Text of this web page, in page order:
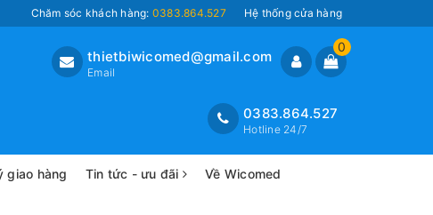
Chăm sóc khách hàng: 0383.864.527 Hệ thống cửa hàng
0
thietbiwicomed@gmail.com
Email
0383.864.527
Hotline 24/7
giao hàng Tin tức - ưu đãi Về Wicomed